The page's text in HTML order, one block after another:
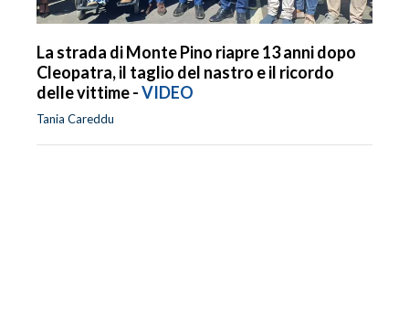
La strada di Monte Pino riapre 13 anni dopo
Cleopatra, il taglio del nastro e il ricordo
delle vittime -VIDEO
Tania Careddu